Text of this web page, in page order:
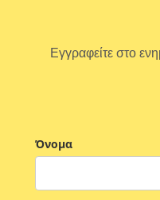
Εγγραφείτε στο
Όνομα